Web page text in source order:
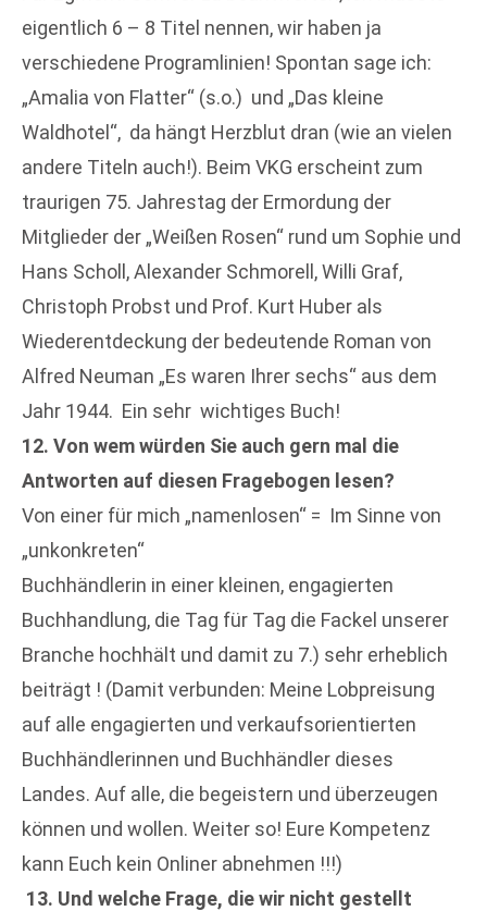
eigentlich 6 – 8 Titel nennen, wir haben ja
verschiedene Programlinien! Spontan sage ich:
„Amalia von Flatter“ (s.o.) und „Das kleine
Waldhotel“, da hängt Herzblut dran (wie an vielen
andere Titeln auch!). Beim VKG erscheint zum
traurigen 75. Jahrestag der Ermordung der
Mitglieder der „Weißen Rosen“ rund um Sophie und
Hans Scholl, Alexander Schmorell, Willi Graf,
Christoph Probst und Prof. Kurt Huber als
Wiederentdeckung der bedeutende Roman von
Alfred Neuman „Es waren Ihrer sechs“ aus dem
Jahr 1944. Ein sehr wichtiges Buch!
12. Von wem würden Sie auch gern mal die
Antworten auf diesen Fragebogen lesen?
Von einer für mich „namenlosen“ = Im Sinne von
„unkonkreten“
Buchhändlerin in einer kleinen, engagierten
Buchhandlung, die Tag für Tag die Fackel unserer
Branche hochhält und damit zu 7.) sehr erheblich
beiträgt ! (Damit verbunden: Meine Lobpreisung
auf alle engagierten und verkaufsorientierten
Buchhändlerinnen und Buchhändler dieses
Landes. Auf alle, die begeistern und überzeugen
können und wollen. Weiter so! Eure Kompetenz
kann Euch kein Onliner abnehmen !!!)
13. Und welche Frage, die wir nicht gestellt